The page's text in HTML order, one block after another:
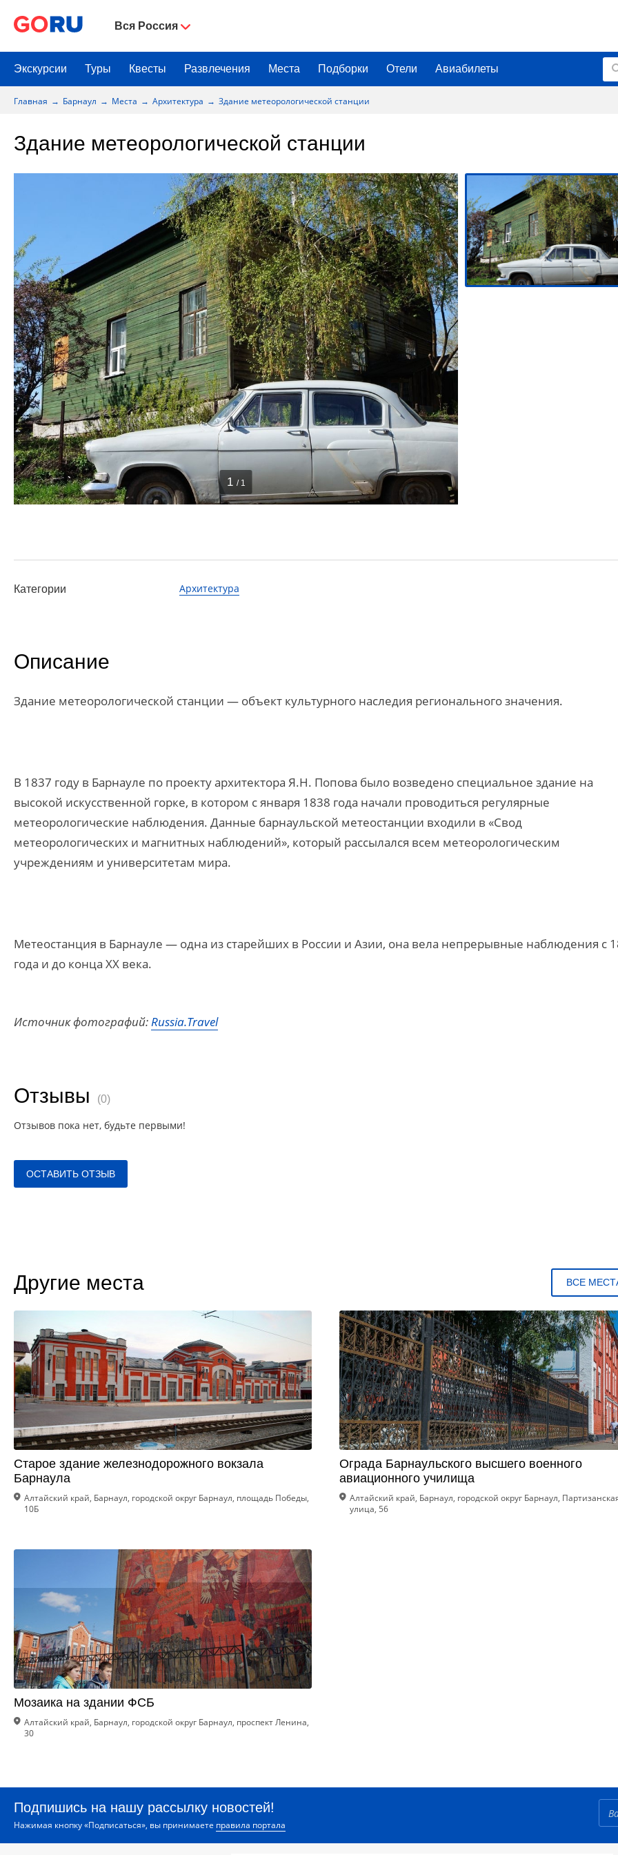
Вся Россия
Экскурсии Туры Квесты Развлечения Места Подборки Отели Авиабилеты
Главная Барнаул Места Архитектура Здание метеорологической станции
Здание метеорологической станции
1 / 1
Категории Архитектура
Описание
Здание метеорологической станции — объект культурного наследия регионального значения.
В 1837 году в Барнауле по проекту архитектора Я.Н. Попова было возведено специальное здание на
высокой искусственной горке, в котором с января 1838 года начали проводиться регулярные
метеорологические наблюдения. Данные барнаульской метеостанции входили в «Свод
метеорологических и магнитных наблюдений», который рассылался всем метеорологическим
учреждениям и университетам мира.
Метеостанция в Барнауле — одна из старейших в России и Азии, она вела непрерывные наблюдения с
года и до конца XX века.
Источник фотографий:Russia.Travel
Отзывы (0)
Отзывов пока нет, будьте первыми!
ОСТАВИТЬ ОТЗЫВ
Другие места ВСЕ
Старое здание железнодорожного вокзала
Барнаула
Алтайский край, Барнаул, городской округ Барнаул, площадь Победы,
10Б
Ограда Барнаульского высшего военного
авиационного училища
Алтайский край, Барнаул, городской округ Барнаул,
улица, 56
Мозаика на здании ФСБ
Алтайский край, Барнаул, городской округ Барнаул, проспект Ленина,
30
Подпишись на нашу рассылку новостей!
Нажимая кнопку «Подписаться», вы принимаете правила портала